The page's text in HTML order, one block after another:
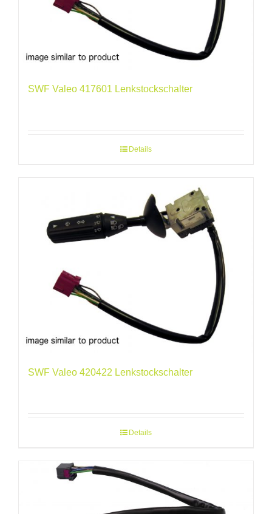
SWF Valeo 417601 Lenkstockschalter
Details
SWF Valeo 420422 Lenkstockschalter
Details